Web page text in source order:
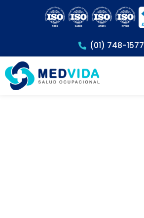
(01) 748-1577